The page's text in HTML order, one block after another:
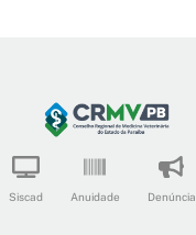
content
Siscad Anuidade Denúncia